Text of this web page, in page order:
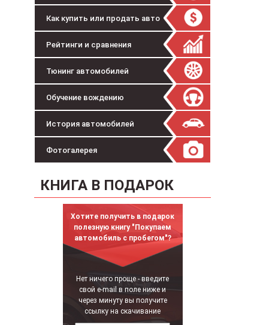
Как купить или продать авто
Рейтинги и сравнения
Тюнинг автомобилей
Обучение вождению
История автомобилей
Фотогалерея
КНИГА В ПОДАРОК
Хотите получить в подарок
полезную книгу "Покупаем
автомобиль с пробегом"?
Нет ничего проще - введите
свой e-mail в поле ниже и
через минуту вы получите
ссылку на скачивание